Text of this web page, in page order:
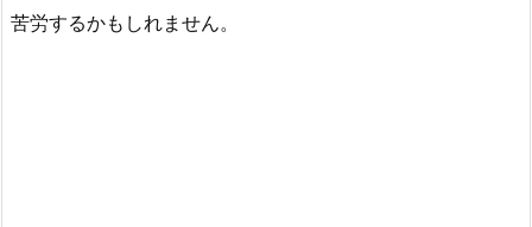
苦労するかもしれません。